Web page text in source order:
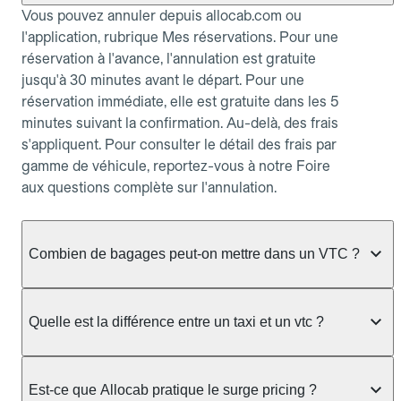
Vous pouvez annuler depuis allocab.com ou
l'application, rubrique Mes réservations. Pour une
réservation à l'avance, l'annulation est gratuite
jusqu'à 30 minutes avant le départ. Pour une
réservation immédiate, elle est gratuite dans les 5
minutes suivant la confirmation. Au-delà, des frais
s'appliquent. Pour consulter le détail des frais par
gamme de véhicule, reportez-vous à notre Foire
aux questions complète sur l'annulation.
Combien de bagages peut-on mettre dans un VTC ?
réservée :
Berline, Green, Berline Affaires, VAO : jusqu'à 3
Quelle est la différence entre un taxi et un vtc ?
dans la rue ou à une station, avec un tarif calculé au
Est-ce que Allocab pratique le surge pricing ?